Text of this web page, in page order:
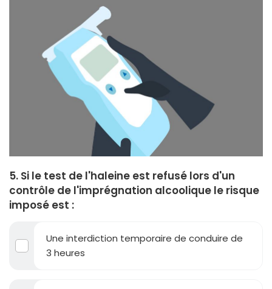
5. Si le test de l'haleine est refusé lors d'un
contrôle de l'imprégnation alcoolique le risque
imposé est :
Une interdiction temporaire de conduire de
3 heures